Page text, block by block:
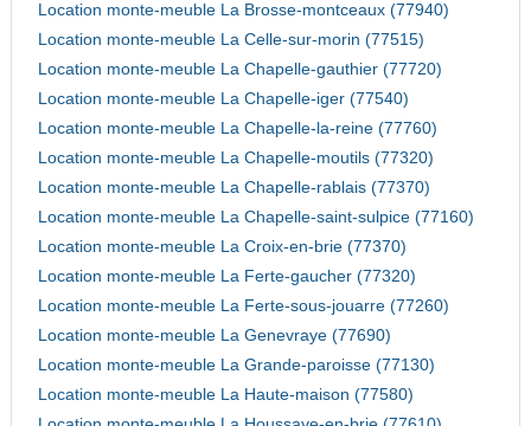
Location monte-meuble La Brosse-montceaux (77940)
Location monte-meuble La Celle-sur-morin (77515)
Location monte-meuble La Chapelle-gauthier (77720)
Location monte-meuble La Chapelle-iger (77540)
Location monte-meuble La Chapelle-la-reine (77760)
Location monte-meuble La Chapelle-moutils (77320)
Location monte-meuble La Chapelle-rablais (77370)
Location monte-meuble La Chapelle-saint-sulpice (77160)
Location monte-meuble La Croix-en-brie (77370)
Location monte-meuble La Ferte-gaucher (77320)
Location monte-meuble La Ferte-sous-jouarre (77260)
Location monte-meuble La Genevraye (77690)
Location monte-meuble La Grande-paroisse (77130)
Location monte-meuble La Haute-maison (77580)